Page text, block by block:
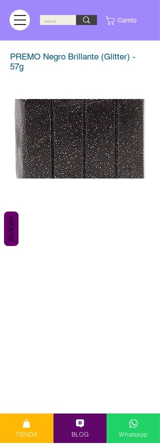
Carrito
PREMO Negro Brillante (Glitter) -
57g
TIENDA BLOG Whatsapp
REVIEWS